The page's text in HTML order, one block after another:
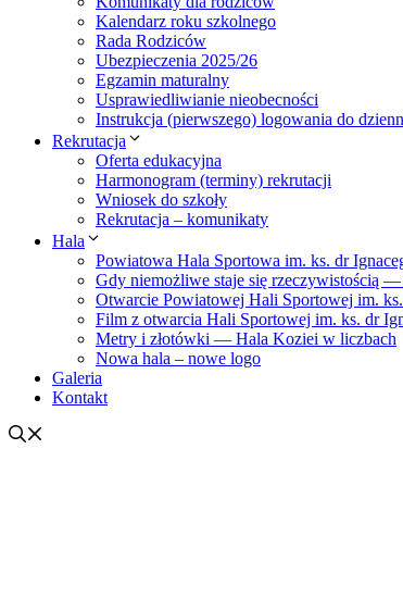
Kalendarz roku szkolnego
Rada Rodziców
Ubezpieczenia 2025/26
Egzamin maturalny
Usprawiedliwianie nieobecności
Instrukcja (pierwszego) logowania do
Rekrutacja
Oferta edukacyjna
Harmonogram (terminy) rekrutacji
Wniosek do szkoły
Rekrutacja – komunikaty
Hala
Powiatowa Hala Sportowa im. ks. dr
Gdy niemożliwe staje się rzeczywistością
Otwarcie Powiatowej Hali Sportowej im.
Film z otwarcia Hali Sportowej im. ks. dr
Metry i złotówki — Hala Koziei w liczbach
Nowa hala – nowe logo
Galeria
Kontakt